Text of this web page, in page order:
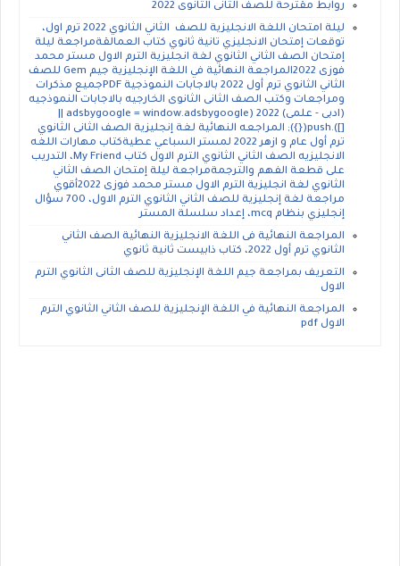
روابط مقترحة للصف الثانى الثانوى 2022
ليلة امتحان اللغة الانجليزية للصف الثاني الثانوي 2022 ترم اول،
توقعات إمتحان الانجليزي تانية ثانوي كتاب العمالقةمراجعة ليلة
إمتحان الصف الثاني الثانوي لغة انجليزية الترم الاول مستر محمد
فوزى 2022المراجعة النهائية في اللغة الإنجليزية جيم Gem للصف
الثاني الثانوي ترم أول 2022 بالاجابات النموذجية PDFجميع مذكرات
ومراجعات وكتب الصف الثانى الثانوى الخارجيه بالاجابات النموذجيه
[]).push({}); المراجعه النهائية لغة إنجليزية الصف الثانى الثانوي
ترم أول عام و ازهر 2022 لمستر السباعي عطيةكتاب مهارات اللغه
الانجليزيه الصف الثاني الثانوي الترم الاول كتاب My Friend، التدريب
على قطعة الفهم والترجمةمراجعة ليلة إمتحان الصف الثاني
الثانوي لغة انجليزية الترم الاول مستر محمد فوزى 2022أقوي
مراجعة لغة إنجليزية للصف الثاني الثانوي الترم الاول، 700 سؤال
إنجليزي بنظام mcq، إعداد سلسلة المستر
المراجعة النهائية فى اللغة الانجليزية النهائية الصف الثاني
الثانوي ترم أول 2022، كتاب ذابيست ثانية ثانوي
التعريف بمراجعة جيم اللغة الإنجليزية للصف الثانى الثانوي الترم
الاول
المراجعة النهائية في اللغة الإنجليزية للصف الثاني الثانوي الترم
الاول pdf